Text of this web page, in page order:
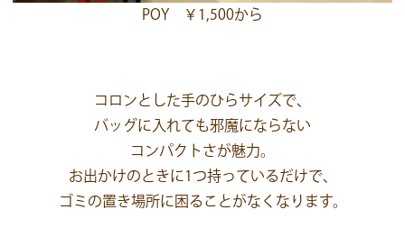
POY ￥1,500から
コロンとした手のひらサイズで、
バッグに入れても邪魔にならない
コンパクトさが魅力。
お出かけのときに1つ持っているだけで、
ゴミの置き場所に困ることがなくなります。